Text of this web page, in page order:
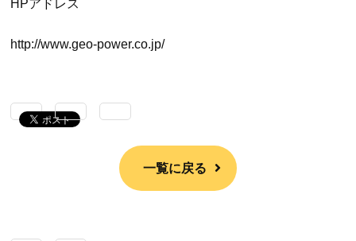
HPアドレス
http://www.geo-power.co.jp/
一覧に戻る